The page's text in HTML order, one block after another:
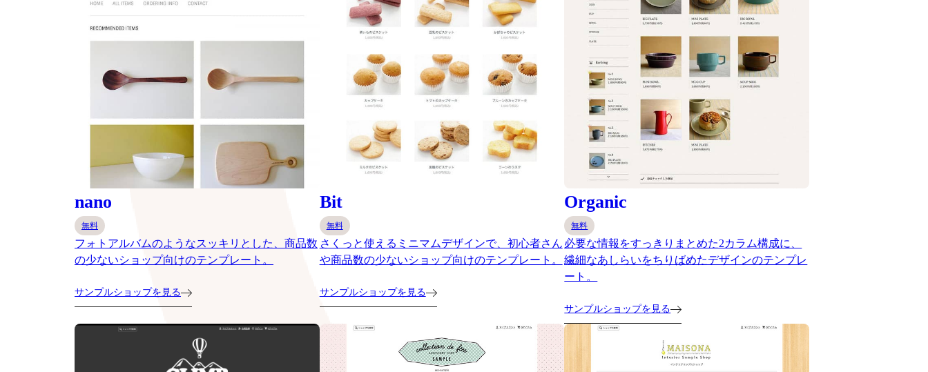
nano
無料
フォトアルバムのようなスッキリとした、商品数
の少ないショップ向けのテンプレート。
サンプルショップを見る
Bit
無料
さくっと使えるミニマムデザインで、初心者さん
や商品数の少ないショップ向けのテンプレート。
サンプルショップを見る
Organic
無料
必要な情報をすっきりまとめた2カラム構成に、
繊細なあしらいをちりばめたデザインのテンプレ
ート。
サンプルショップを見る